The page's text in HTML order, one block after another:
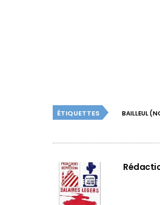
ÉTIQUETTES BAILLEUL